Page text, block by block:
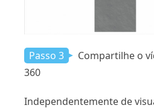
Passo 3
Compartilhe o
360
Independentemente de